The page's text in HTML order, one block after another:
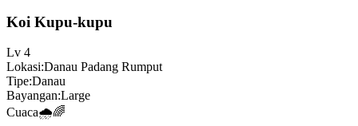
Koi Kupu-kupu
Lv 4
Lokasi:Danau Padang Rumput
Tipe:Danau
Bayangan:Large
Cuaca🌧️🌈